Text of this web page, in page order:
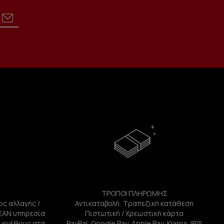
αλλαγής /
υπηρεσία
ΤΡΟΠΟΙ ΠΛΗΡΩΜΗΣ
Αντικαταβολή, Τραπεζική κατάθεση
Πιστωτική / Χρεωστική κάρτα